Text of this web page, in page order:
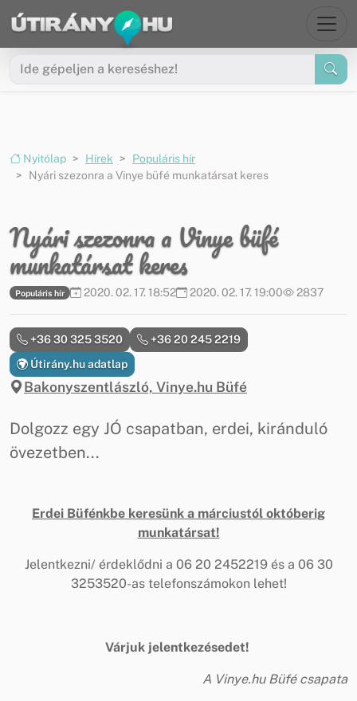
Ugrás a menüre
Ugrás a tartalomra
Nyitólap Hírek
Populáris hír
Nyári szezonra a Vinye büfé munkatársat keres
Nyári szezonra a Vinye büfé
munkatársat keres
Populáris hír 2020. 02. 17. 18:52 2020. 02. 17. 19:00 2837
Bakonyszentlászló, Vinye.hu Büfé
+36 30 325 3520
+36 20 245 2219
Útirány.hu adatlap
Dolgozz egy JÓ csapatban, erdei, kiránduló
övezetben...
Erdei Büfénkbe keresünk a márciustól októberig
munkatársat!
Jelentkezni/ érdeklődni a 06 20 2452219 és a 06 30
3253520-as telefonszámokon lehet!
Várjuk jelentkezésedet!
A Vinye.hu Büfé csapata